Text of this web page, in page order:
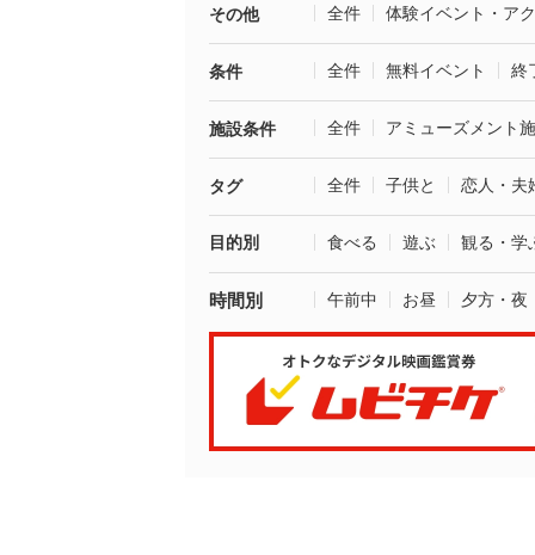
その他 全件 体験イベント・ア
条件 全件 無料イベント 終
施設条件 全件 アミューズメント
タグ 全件 子供と 恋人・夫
目的別 食べる 遊ぶ 観る・学
時間別 午前中 お昼 夕方・夜